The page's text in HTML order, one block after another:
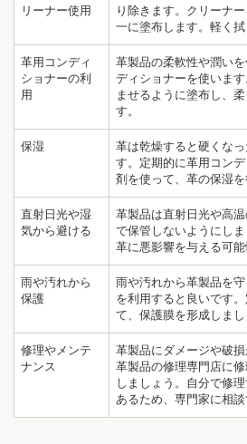
リーナー使用
り除きます。クリーナ
一に塗布します。軽く拭
革用コンディ
ショナーの利
用
革製品の柔軟性や潤い
ディショナーを使いま
ませるように塗布し、
す。
保湿
革は乾燥すると硬くな
す。定期的に革用コン
剤を使って、革の保湿を
直射日光や湿
気から避ける
革製品は直射日光や高
で保管しないようにし
革に悪影響を与える可能
雨や汚れから
保護
雨や汚れから革製品を
を利用すると良いです
て、保護膜を形成しまし
修理やメンテ
ナンス
革製品にダメージや破
革製品の修理専門店に
しましょう。自分で修
あるため、専門家に相談
1 9